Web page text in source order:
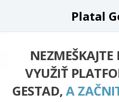
Platal
NEZMEŠKAJTE
VYUŽIŤ
GESTAD,A